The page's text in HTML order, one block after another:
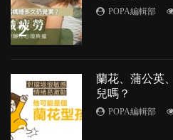
2
POPA編輯部
3
蘭花、蒲公英
兒嗎？
POPA編輯部